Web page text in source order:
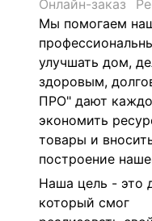
Онлайн-заказ
Мы помогаем
улучшать дом,
здоровым,
ПРО" дают
экономить
товары и
построение
Наша цель - это
который смог